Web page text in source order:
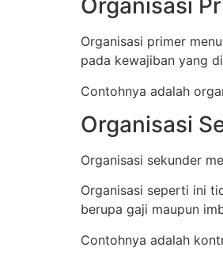
Organisasi
Organisasi primer
pada kewajiban yang
Contohnya adalah
Organisasi
Organisasi sekunder
Organisasi seperti ini
berupa gaji maupun
Contohnya adalah